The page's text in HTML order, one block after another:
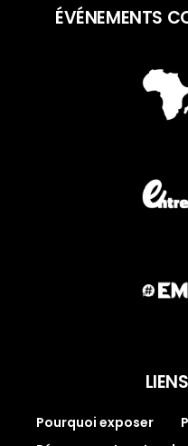
ÉVÉNEMENTS
Pourquoi exposer